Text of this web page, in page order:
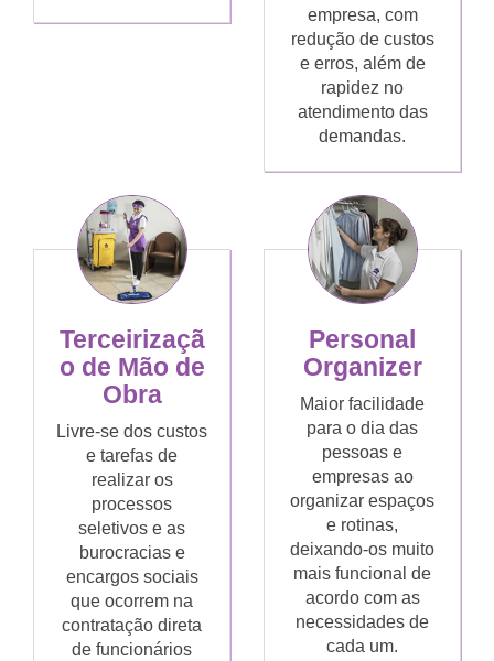
empresa, com
redução de custos
e erros, além de
rapidez no
atendimento das
demandas.
Terceirizaçã
o de Mão de
Obra
Livre-se dos custos
e tarefas de
realizar os
processos
seletivos e as
burocracias e
encargos sociais
que ocorrem na
contratação direta
de funcionários
Personal
Organizer
Maior facilidade
para o dia das
pessoas e
empresas ao
organizar espaços
e rotinas,
deixando-os muito
mais funcional de
acordo com as
necessidades de
cada um.